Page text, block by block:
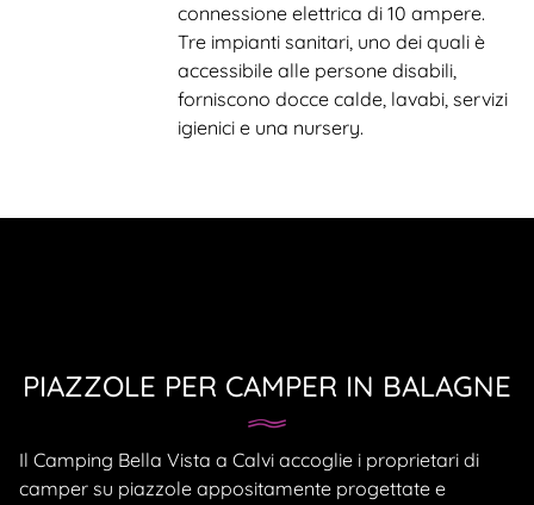
connessione elettrica di 10 ampere.
Tre impianti sanitari, uno dei quali è
accessibile alle persone disabili,
forniscono docce calde, lavabi, servizi
igienici e una nursery.
PIAZZOLE PER CAMPER IN BALAGNE
Il Camping Bella Vista a Calvi accoglie i proprietari di
camper su piazzole appositamente progettate e